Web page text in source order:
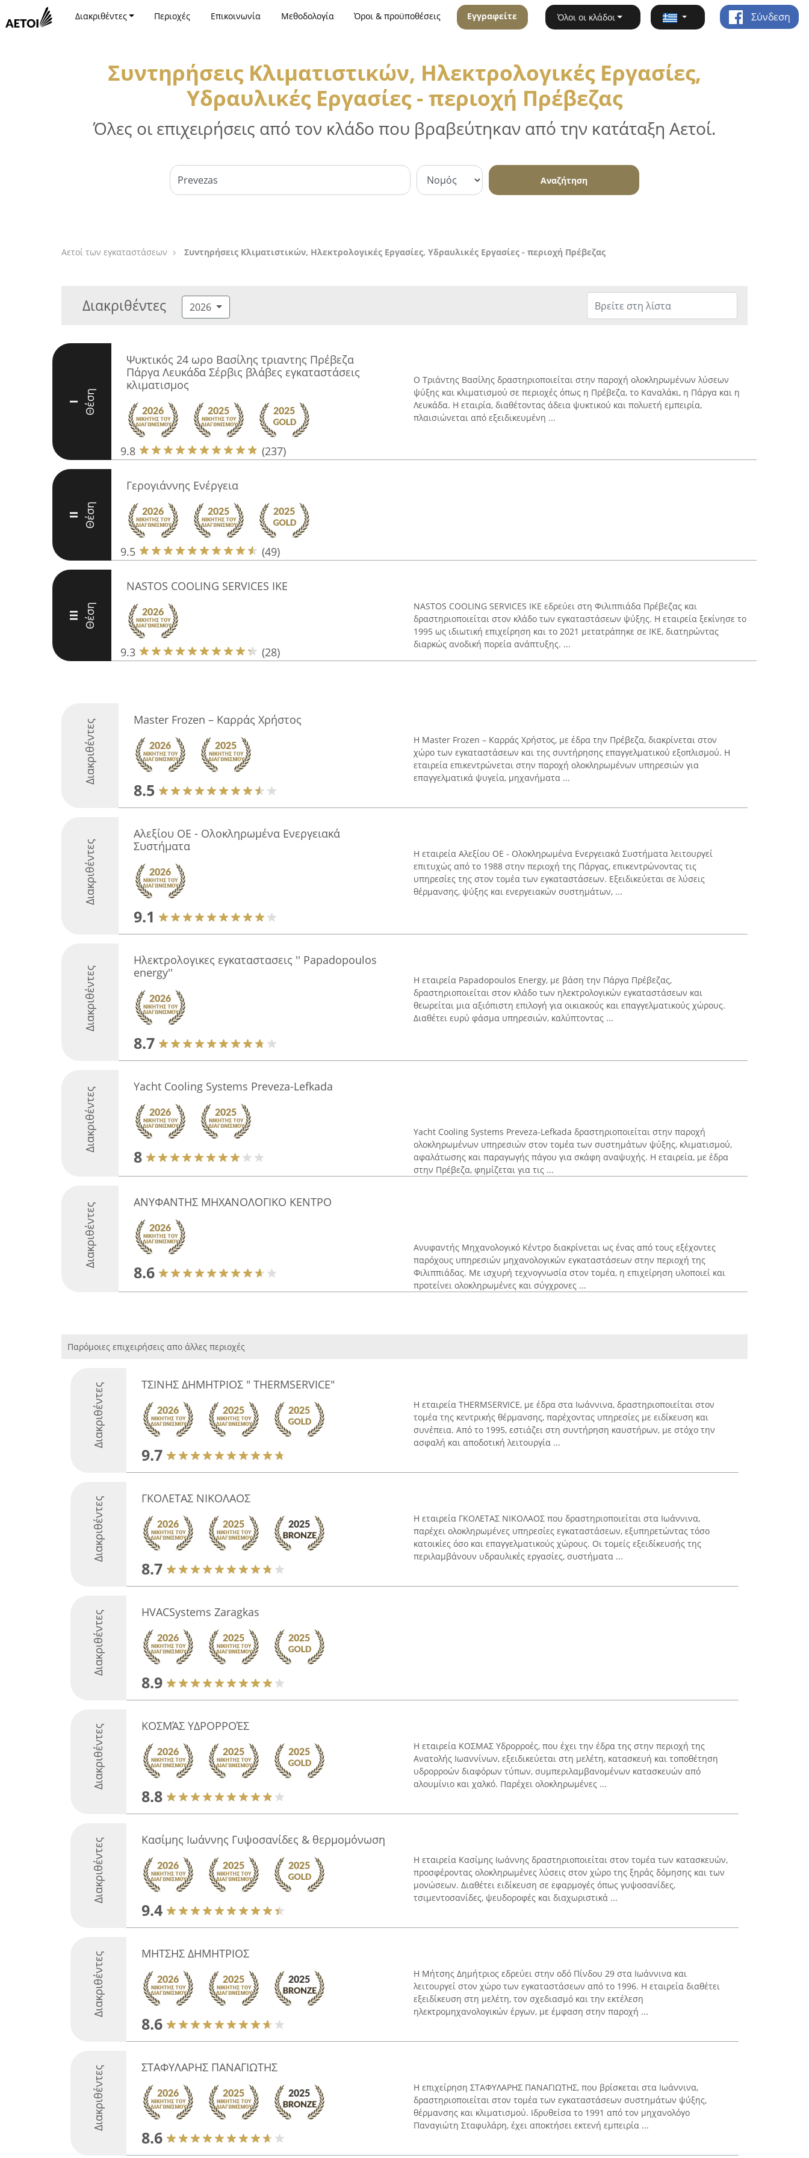
Διακριθέντες Περιοχές Επικοινωνία Μεθοδολογία Όροι & προϋποθέσεις Εγγραφείτε Όλοι οι κλάδοι Σύνδεση
Συντηρήσεις Κλιματιστικών, Ηλεκτρολογικές Εργασίες,
Υδραυλικές Εργασίες - περιοχή Πρέβεζας
Όλες οι επιχειρήσεις από τον κλάδο που βραβεύτηκαν από την κατάταξη Αετοί.
Αναζήτηση
Αετοί των εγκαταστάσεων Συντηρήσεις Κλιματιστικών, Ηλεκτρολογικές Εργασίες, Υδραυλικές Εργασίες - περιοχή Πρέβεζας
Διακριθέντες 2026
I Θέση
Ψυκτικός 24 ωρο Βασίλης τριαντης Πρέβεζα
Πάργα Λευκάδα Σέρβις βλάβες εγκαταστάσεις
κλιματισμος
9.8 (237)
Ο Τριάντης Βασίλης δραστηριοποιείται στην παροχή ολοκληρωμένων λύσεων
ψύξης και κλιματισμού σε περιοχές όπως η Πρέβεζα, το Καναλάκι, η Πάργα και η
Λευκάδα. Η εταιρία, διαθέτοντας άδεια ψυκτικού και πολυετή εμπειρία,
πλαισιώνεται από εξειδικευμένη ...
II Θέση
Γερογιάννης Ενέργεια
9.5 (49)
III Θέση
NASTOS COOLING SERVICES IKE
9.3 (28)
NASTOS COOLING SERVICES IKE εδρεύει στη Φιλιππιάδα Πρέβεζας και
δραστηριοποιείται στον κλάδο των εγκαταστάσεων ψύξης. Η εταιρεία ξεκίνησε το
1995 ως ιδιωτική επιχείρηση και το 2021 μετατράπηκε σε ΙΚΕ, διατηρώντας
διαρκώς ανοδική πορεία ανάπτυξης. ...
Διακριθέντες Master Frozen – Καρράς Χρήστος
8.5
Η Master Frozen – Καρράς Χρήστος, με έδρα την Πρέβεζα, διακρίνεται στον
χώρο των εγκαταστάσεων και της συντήρησης επαγγελματικού εξοπλισμού. Η
εταιρεία επικεντρώνεται στην παροχή ολοκληρωμένων υπηρεσιών για
επαγγελματικά ψυγεία, μηχανήματα ...
Διακριθέντες
Αλεξίου ΟΕ - Ολοκληρωμένα Ενεργειακά
Συστήματα
9.1
Η εταιρεία Αλεξίου ΟΕ - Ολοκληρωμένα Ενεργειακά Συστήματα λειτουργεί
επιτυχώς από το 1988 στην περιοχή της Πάργας, επικεντρώνοντας τις
υπηρεσίες της στον τομέα των εγκαταστάσεων. Εξειδικεύεται σε λύσεις
θέρμανσης, ψύξης και ενεργειακών συστημάτων, ...
Διακριθέντες
Ηλεκτρολογικες εγκαταστασεις '' Papadopoulos
energy''
8.7
Η εταιρεία Papadopoulos Energy, με βάση την Πάργα Πρέβεζας,
δραστηριοποιείται στον κλάδο των ηλεκτρολογικών εγκαταστάσεων και
θεωρείται μια αξιόπιστη επιλογή για οικιακούς και επαγγελματικούς χώρους.
Διαθέτει ευρύ φάσμα υπηρεσιών, καλύπτοντας ...
Διακριθέντες Yacht Cooling Systems Preveza-Lefkada
8
Yacht Cooling Systems Preveza-Lefkada δραστηριοποιείται στην παροχή
ολοκληρωμένων υπηρεσιών στον τομέα των συστημάτων ψύξης, κλιματισμού,
αφαλάτωσης και παραγωγής πάγου για σκάφη αναψυχής. Η εταιρεία, με έδρα
στην Πρέβεζα, φημίζεται για τις ...
Διακριθέντες ΑΝΥΦΑΝΤΗΣ ΜΗΧΑΝΟΛΟΓΙΚΟ ΚΕΝΤΡΟ
8.6
Ανυφαντής Μηχανολογικό Κέντρο διακρίνεται ως ένας από τους εξέχοντες
παρόχους υπηρεσιών μηχανολογικών εγκαταστάσεων στην περιοχή της
Φιλιππιάδας. Με ισχυρή τεχνογνωσία στον τομέα, η επιχείρηση υλοποιεί και
προτείνει ολοκληρωμένες και σύγχρονες ...
Παρόμοιες επιχειρήσεις απο άλλες περιοχές
Διακριθέντες ΤΣΙΝΗΣ ΔΗΜΗΤΡΙΟΣ " THERMSERVICE"
9.7
Η εταιρεία THERMSERVICE, με έδρα στα Ιωάννινα, δραστηριοποιείται στον
τομέα της κεντρικής θέρμανσης, παρέχοντας υπηρεσίες με ειδίκευση και
συνέπεια. Από το 1995, εστιάζει στη συντήρηση καυστήρων, με στόχο την
ασφαλή και αποδοτική λειτουργία ...
Διακριθέντες ΓΚΟΛΕΤΑΣ ΝΙΚΟΛΑΟΣ
8.7
Η εταιρεία ΓΚΟΛΕΤΑΣ ΝΙΚΟΛΑΟΣ που δραστηριοποιείται στα Ιωάννινα,
παρέχει ολοκληρωμένες υπηρεσίες εγκαταστάσεων, εξυπηρετώντας τόσο
κατοικίες όσο και επαγγελματικούς χώρους. Οι τομείς εξειδίκευσής της
περιλαμβάνουν υδραυλικές εργασίες, συστήματα ...
Διακριθέντες HVACSystems Zaragkas
8.9
Διακριθέντες ΚΟΣΜΆΣ ΥΔΡΟΡΡΟΈΣ
8.8
Η εταιρεία ΚΟΣΜΑΣ Υδρορροές, που έχει την έδρα της στην περιοχή της
Ανατολής Ιωαννίνων, εξειδικεύεται στη μελέτη, κατασκευή και τοποθέτηση
υδρορροών διαφόρων τύπων, συμπεριλαμβανομένων κατασκευών από
αλουμίνιο και χαλκό. Παρέχει ολοκληρωμένες ...
Διακριθέντες Κασίμης Ιωάννης Γυψοσανίδες & θερμομόνωση
9.4
Η εταιρεία Κασίμης Ιωάννης δραστηριοποιείται στον τομέα των κατασκευών,
προσφέροντας ολοκληρωμένες λύσεις στον χώρο της ξηράς δόμησης και των
μονώσεων. Διαθέτει ειδίκευση σε εφαρμογές όπως γυψοσανίδες,
τσιμεντοσανίδες, ψευδοροφές και διαχωριστικά ...
Διακριθέντες ΜΗΤΣΗΣ ΔΗΜΗΤΡΙΟΣ
8.6
Η Μήτσης Δημήτριος εδρεύει στην οδό Πίνδου 29 στα Ιωάννινα και
λειτουργεί στον χώρο των εγκαταστάσεων από το 1996. Η εταιρεία διαθέτει
εξειδίκευση στη μελέτη, τον σχεδιασμό και την εκτέλεση
ηλεκτρομηχανολογικών έργων, με έμφαση στην παροχή ...
Διακριθέντες ΣΤΑΦΥΛΑΡΗΣ ΠΑΝΑΓΙΩΤΗΣ
8.6
Η επιχείρηση ΣΤΑΦΥΛΑΡΗΣ ΠΑΝΑΓΙΩΤΗΣ, που βρίσκεται στα Ιωάννινα,
δραστηριοποιείται στον τομέα των εγκαταστάσεων συστημάτων ψύξης,
θέρμανσης και κλιματισμού. Ιδρυθείσα το 1991 από τον μηχανολόγο
Παναγιώτη Σταφυλάρη, έχει αποκτήσει εκτενή εμπειρία ...